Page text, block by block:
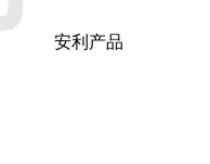
安利产品